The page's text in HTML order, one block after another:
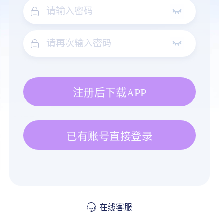
注册后下载APP
已有账号直接登录
在线客服